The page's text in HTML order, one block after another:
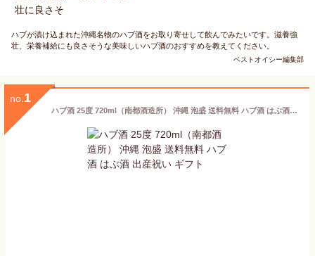
ハブが漬け込まれた沖縄名物のハブ酒をお取り寄せして飲んでみたいです。滋養強
壮、栄養補給にも良さそうな美味しいハブ酒のおすすめを教えてください。
ベストオイシー編集部
no. 1
ハブ酒 25度 720ml（南都酒造所） 沖縄 泡盛 送料無料 ハブ酒 はぶ酒 出産祝い ギフト